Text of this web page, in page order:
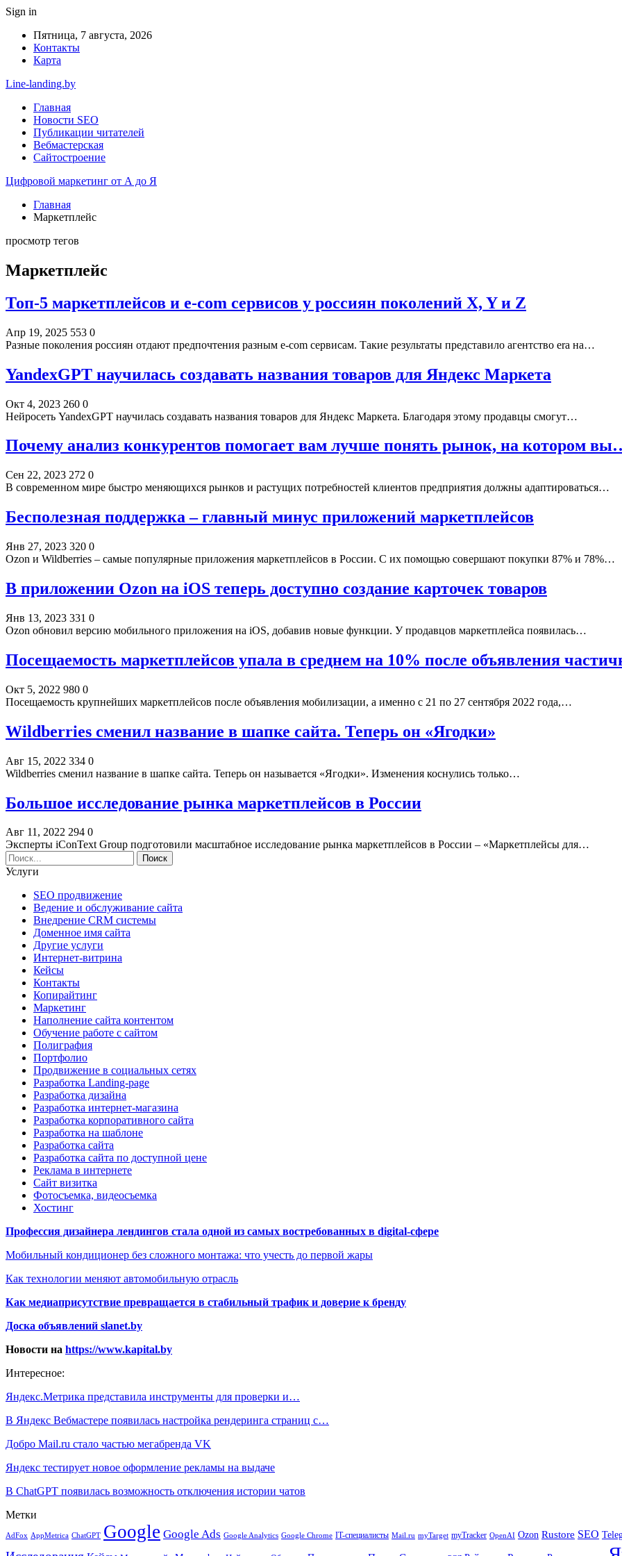
Sign in
Пятница, 7 августа, 2026
Контакты
Карта
Line-landing.by
Главная
Новости SEO
Публикации читателей
Вебмастерская
Сайтостроение
Цифровой маркетинг от А до Я
Главная
Маркетплейс
просмотр тегов
Маркетплейс
Топ-5 маркетплейсов и e-com сервисов у россиян поколений X, Y и Z
Апр 19, 2025 553 0
Разные поколения россиян отдают предпочтения разным e-com сервисам. Такие результаты представило агентство era на…
YandexGPT научилась создавать названия товаров для Яндекс Маркета
Окт 4, 2023 260 0
Нейросеть YandexGPT научилась создавать названия товаров для Яндекс Маркета. Благодаря этому продавцы смогут…
Почему анализ конкурентов помогает вам лучше понять рынок, на котором
Сен 22, 2023 272 0
В современном мире быстро меняющихся рынков и растущих потребностей клиентов предприятия должны адаптироваться…
Бесполезная поддержка – главный минус приложений маркетплейсов
Янв 27, 2023 320 0
Ozon и Wildberries – самые популярные приложения маркетплейсов в России. С их помощью совершают покупки 87% и 78%…
В приложении Ozon на iOS теперь доступно создание карточек товаров
Янв 13, 2023 331 0
Ozon обновил версию мобильного приложения на iOS, добавив новые функции. У продавцов маркетплейса появилась…
Посещаемость маркетплейсов упала в среднем на 10% после объявления
Окт 5, 2022 980 0
Посещаемость крупнейших маркетплейсов после объявления мобилизации, а именно с 21 по 27 сентября 2022 года,…
Wildberries сменил название в шапке сайта. Теперь он «Ягодки»
Авг 15, 2022 334 0
Wildberries сменил название в шапке сайта. Теперь он называется «Ягодки». Изменения коснулись только…
Большое исследование рынка маркетплейсов в России
Авг 11, 2022 294 0
Эксперты iConText Group подготовили масштабное исследование рынка маркетплейсов в России – «Маркетплейсы для…
Услуги
SEO продвижение
Ведение и обслуживание сайта
Внедрение CRM системы
Доменное имя сайта
Другие услуги
Интернет-витрина
Кейсы
Контакты
Копирайтинг
Маркетинг
Наполнение сайта контентом
Обучение работе с сайтом
Полиграфия
Портфолио
Продвижение в социальных сетях
Разработка Landing-page
Разработка дизайна
Разработка интернет-магазина
Разработка корпоративного сайта
Разработка на шаблоне
Разработка сайта
Разработка сайта по доступной цене
Реклама в интернете
Сайт визитка
Фотосъемка, видеосъемка
Хостинг
Профессия дизайнера лендингов стала одной из самых востребованных в digital-сфере
Мобильный кондиционер без сложного монтажа: что учесть до первой жары
Как технологии меняют автомобильную отрасль
Как медиаприсутствие превращается в стабильный трафик и доверие к бренду
Доска объявлений slanet.by
Новости на https://www.kapital.by
Интересное:
Яндекс.Метрика представила инструменты для проверки и…
В Яндекс Вебмастере появилась настройка рендеринга страниц с…
Добро Mail.ru стало частью мегабренда VK
Яндекс тестирует новое оформление рекламы на выдаче
В ChatGPT появилась возможность отключения истории чатов
Метки
AdFox AppMetrica ChatGPT Google Google Ads Google Analytics Google Chrome IT-специалисты Mail.ru myTarget myTracker OpenAI Ozon Rustore SEO